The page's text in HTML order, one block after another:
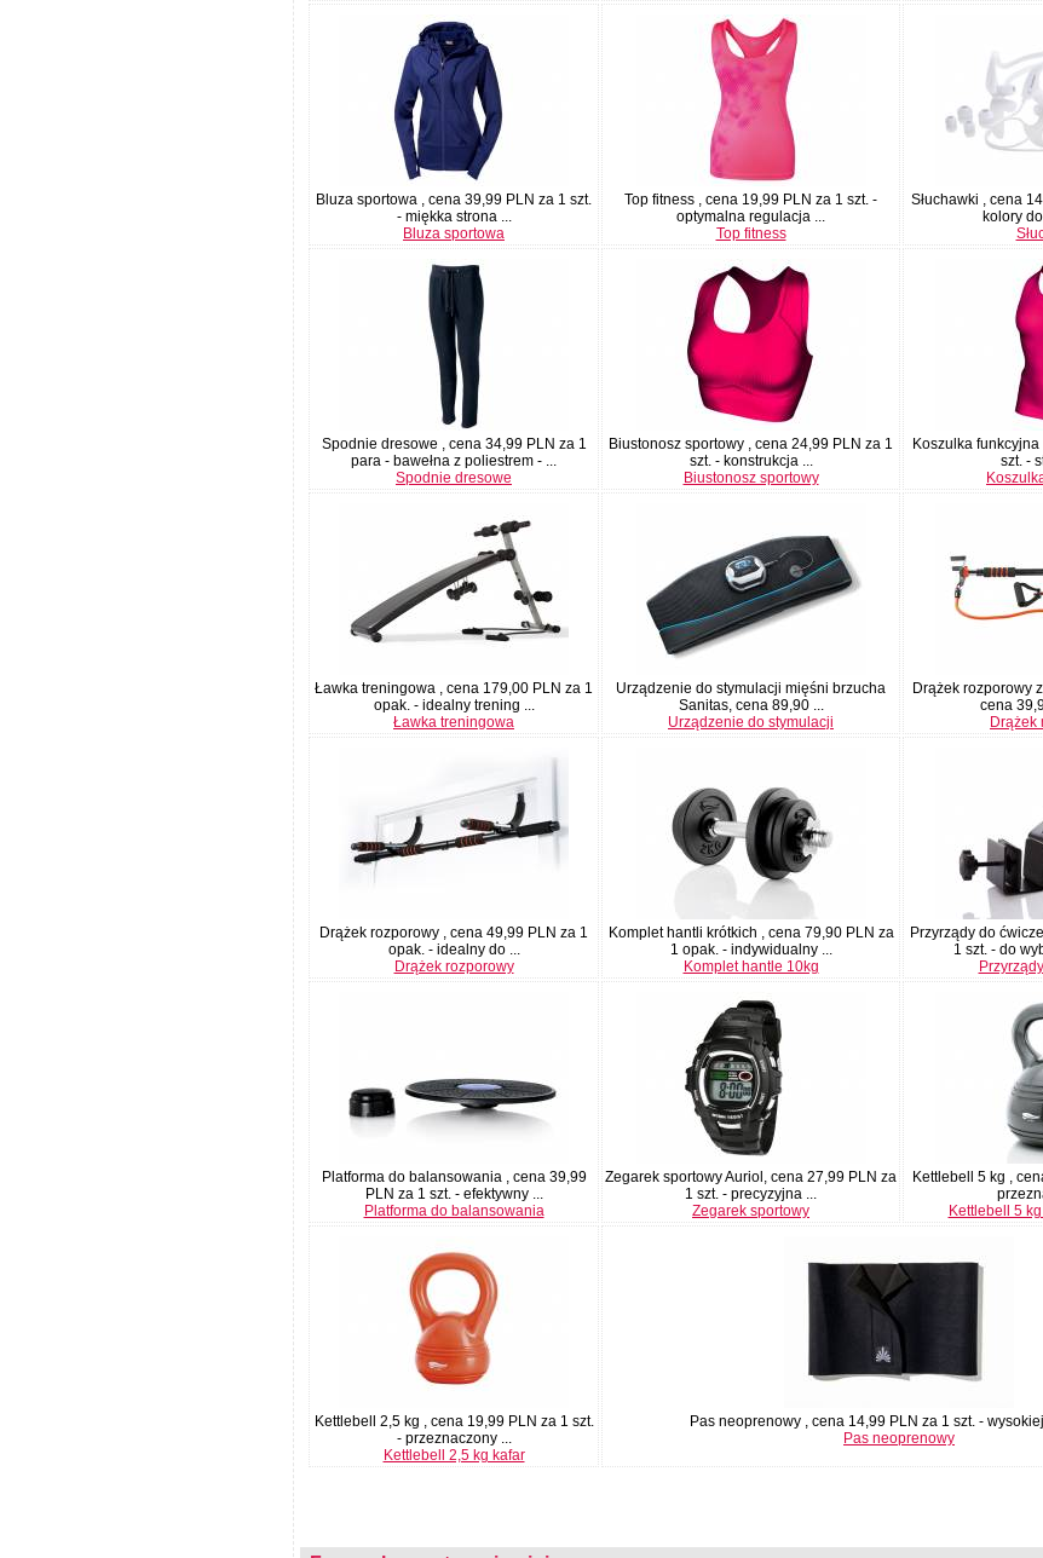
Bluza sportowa , cena 39,99 PLN za 1 szt.
- miękka strona ...
Bluza sportowa
Top fitness , cena 19,99 PLN za 1 szt. -
optymalna regulacja ...
Top fitness
Słuchawki , cena
kolory
Spodnie dresowe , cena 34,99 PLN za 1
para - bawełna z poliestrem - ...
Spodnie dresowe
Biustonosz sportowy , cena 24,99 PLN za 1
szt. - konstrukcja ...
Biustonosz sportowy
Koszulka
szt. -
Ławka treningowa , cena 179,00 PLN za 1
opak. - idealny trening ...
Ławka treningowa
Urządzenie do stymulacji mięśni brzucha
Sanitas, cena 89,90 ...
Urządzenie do stymulacji
Drążek rozporowy
cena
Drążek
Drążek rozporowy , cena 49,99 PLN za 1
opak. - idealny do ...
Drążek rozporowy
Komplet hantli krótkich , cena 79,90 PLN za
1 opak. - indywidualny ...
Komplet hantle 10kg
Przyrządy do
1 szt. - do
Platforma do balansowania , cena 39,99
PLN za 1 szt. - efektywny ...
Platforma do balansowania
Zegarek sportowy Auriol, cena 27,99 PLN za
1 szt. - precyzyjna ...
Zegarek sportowy
Kettlebell 5 kg ,
Kettlebell 5
Kettlebell 2,5 kg , cena 19,99 PLN za 1 szt.
- przeznaczony ...
Kettlebell 2,5 kg kafar
Pas neoprenowy , cena 14,99 PLN za 1 szt. -
Pas neoprenowy